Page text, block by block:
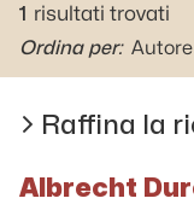
1 risultati trovati
Ordina per: Autore
Raffina la
Albrecht